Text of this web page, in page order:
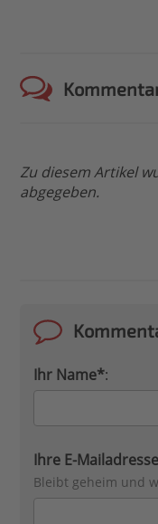
Zu diesem Artikel
abgegeben.
Ihr Name*:
Ihre E-
Bleibt geheim und